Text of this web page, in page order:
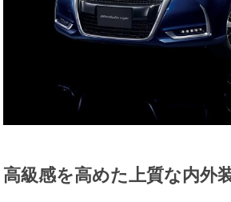
高級感を高めた上質な内外